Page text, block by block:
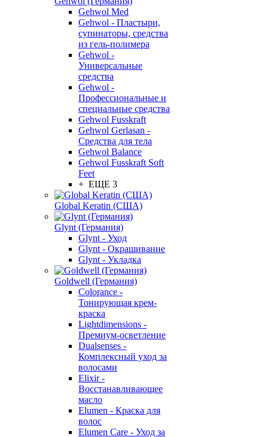
Gehwol Med
Gehwol - Пластыри,
супинаторы, средства
из гель-полимера
Gehwol -
Универсальные
средства
Gehwol -
Профессиональные и
специальные средства
Gehwol Fusskraft
Gehwol Gerlasan -
Средства для тела
Gehwol Balance
Gehwol Fusskraft Soft
Feet
+ ЕЩЕ 3
Global Keratin (США)
Glynt (Германия)
Glynt - Уход
Glynt - Окрашивание
Glynt - Укладка
Goldwell (Германия)
Colorance -
Тонирующая крем-
краска
Lightdimensions -
Премиум-осветление
Dualsenses -
Комплексный уход за
волосами
Elixir -
Восстанавливающее
масло
Elumen - Краска для
волос
Elumen Care - Уход за